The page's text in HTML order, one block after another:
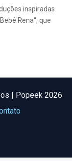
inspiradas
Rena“, que
| Popeek 2026